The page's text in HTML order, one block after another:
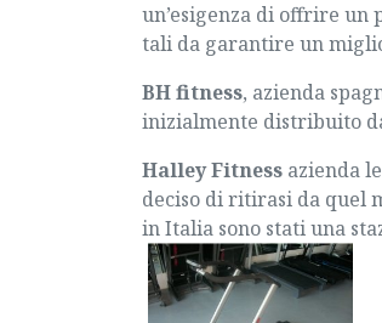
un’esigenza di offrire
tali da garantire un
BH fitness, azienda
inizialmente distribuito
Halley Fitness azienda
deciso di ritirasi da quel
in Italia sono stati una